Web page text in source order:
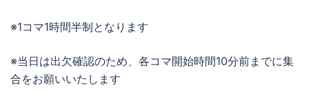
※1コマ1時間半制となります
※当日は出欠確認のため、各コマ開始時間10分前までに集
合をお願いいたします